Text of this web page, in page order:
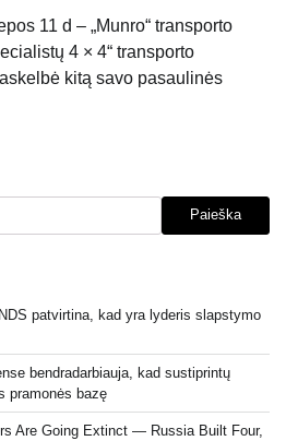
11 d – „Munro“ transporto
4 × 4“ transporto
kitą savo pasaulinės
Paieška
patvirtina, kad yra lyderis slapstymo
bendradarbiauja, kad sustiprintų
pramonės bazę
Are Going Extinct — Russia Built Four,